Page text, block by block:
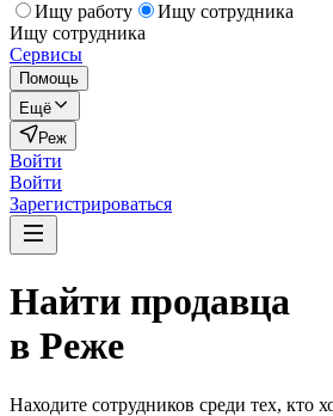
Ищу работу
Ищу сотрудника
Ищу сотрудника
Сервисы
Помощь
Ещё
Реж
Войти
Войти
Зарегистрироваться
Найти продавца
в Реже
Находите сотрудников среди тех, кто